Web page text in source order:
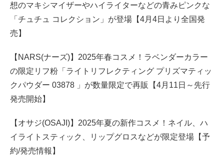
想のマキシマイザーやハイライターなどの青みピンクな
「チュチュ コレクション」が登場【4月4日より全国発
売】
【NARS(ナーズ)】2025年春コスメ！ラベンダーカラー
の限定リフ粉「ライトリフレクティング プリズマティッ
クパウダー 03878 」が数量限定で再販【4月11日～先行
発売開始】
【オサジ(OSAJI)】2025年夏の新作コスメ！ネイル、ハ
イライトスティック、リップグロスなどが限定登場【予
約/発売情報】